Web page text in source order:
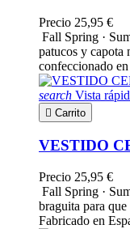
Precio 25,95 €
Fall Spring ·
patucos y capota
confeccionado
search Vista
 Carrito
VESTIDO
Precio 25,95 €
Fall Spring ·
braguita para
Fabricado en